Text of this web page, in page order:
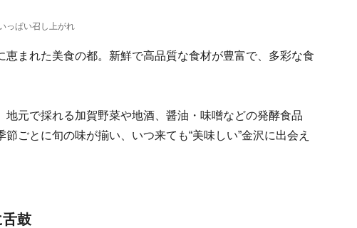
っぱい召し上がれ
まれた美食の都。新鮮で高品質な食材が豊富で、多彩な食
地元で採れる加賀野菜や地酒、醤油・味噌などの発酵食品
ごとに旬の味が揃い、いつ来ても“美味しい”金沢に出会え
鼓